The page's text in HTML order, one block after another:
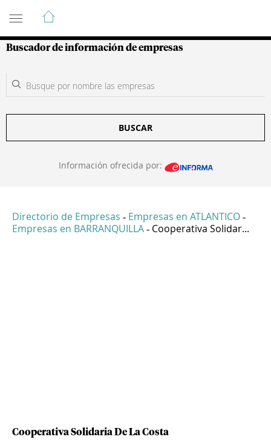
Guía de Empresas Colombianas
Buscador de información de empresas
BUSCAR
Información ofrecida por:
Directorio de Empresas - Empresas en ATLANTICO -
Empresas en BARRANQUILLA - Cooperativa Solidar...
Cooperativa Solidaria De La Costa